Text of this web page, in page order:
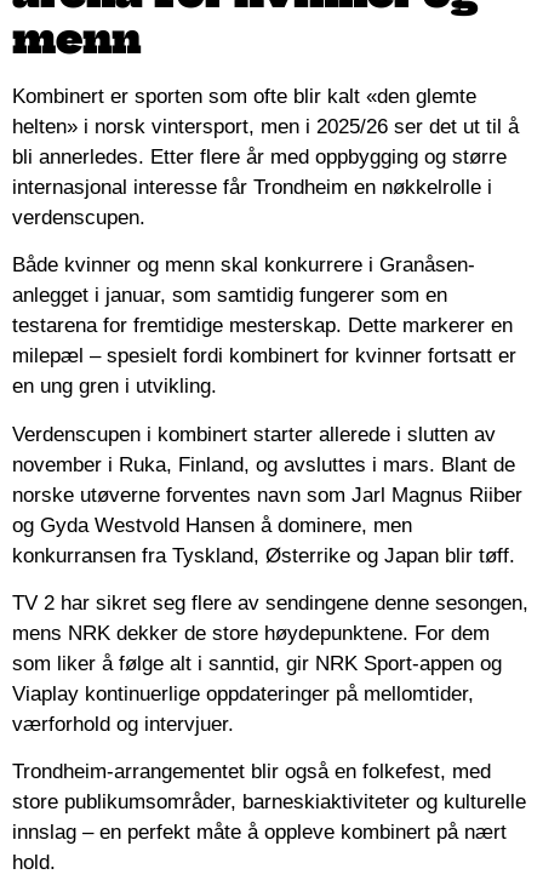
menn
Kombinert er sporten som ofte blir kalt «den glemte
helten» i norsk vintersport, men i 2025/26 ser det ut til å
bli annerledes. Etter flere år med oppbygging og større
internasjonal interesse får Trondheim en nøkkelrolle i
verdenscupen.
Både kvinner og menn skal konkurrere i Granåsen-
anlegget i januar, som samtidig fungerer som en
testarena for fremtidige mesterskap. Dette markerer en
milepæl – spesielt fordi kombinert for kvinner fortsatt er
en ung gren i utvikling.
Verdenscupen i kombinert starter allerede i slutten av
november i Ruka, Finland, og avsluttes i mars. Blant de
norske utøverne forventes navn som Jarl Magnus Riiber
og Gyda Westvold Hansen å dominere, men
konkurransen fra Tyskland, Østerrike og Japan blir tøff.
TV 2 har sikret seg flere av sendingene denne sesongen,
mens NRK dekker de store høydepunktene. For dem
som liker å følge alt i sanntid, gir NRK Sport-appen og
Viaplay kontinuerlige oppdateringer på mellomtider,
værforhold og intervjuer.
Trondheim-arrangementet blir også en folkefest, med
store publikumsområder, barneskiaktiviteter og kulturelle
innslag – en perfekt måte å oppleve kombinert på nært
hold.